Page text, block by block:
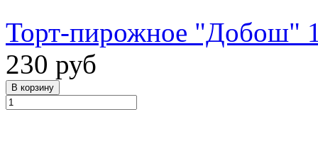
Торт-пирожное "Добош"
230 руб